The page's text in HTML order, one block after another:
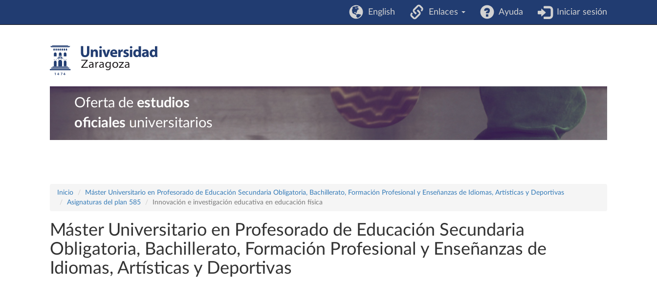
English Enlaces Ayuda Iniciar sesión
Oferta de estudios
oficiales universitarios
Inicio
Máster Universitario en Profesorado de Educación Secundaria Obligatoria, Bachillerato, Formación Profesional y Enseñanzas de Idiomas, Artísticas y Deportivas
Asignaturas del plan 585
Innovación e investigación educativa en educación física
Máster Universitario en Profesorado de Educación Secundaria
Obligatoria, Bachillerato, Formación Profesional y Enseñanzas de
Idiomas, Artísticas y Deportivas